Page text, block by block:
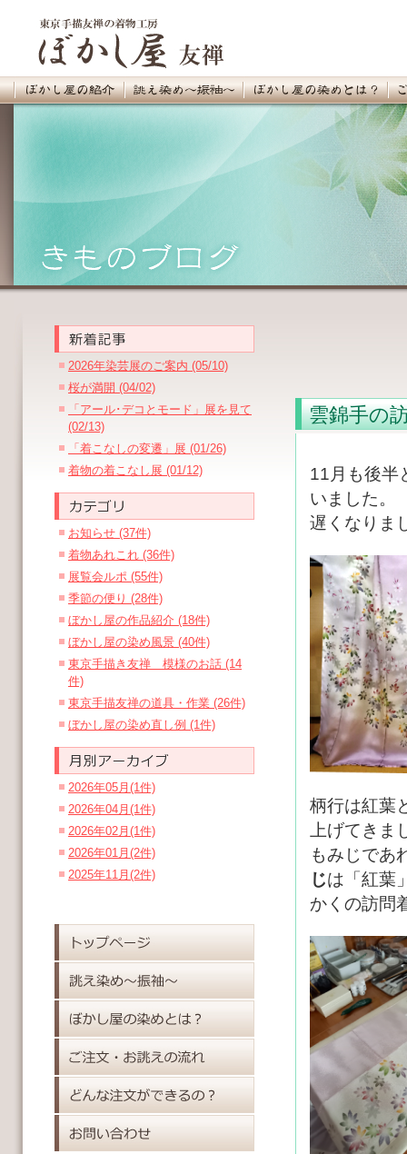
2026年染芸展のご案内 (05/10)
桜が満開 (04/02)
「アール･デコとモード」展を見て
(02/13)
「着こなしの変遷」展 (01/26)
着物の着こなし展 (01/12)
お知らせ (37件)
着物あれこれ (36件)
展覧会ルポ (55件)
季節の便り (28件)
ぼかし屋の作品紹介 (18件)
ぼかし屋の染め風景 (40件)
東京手描き友禅 模様のお話 (14
件)
東京手描友禅の道具・作業 (26件)
ぼかし屋の染め直し例 (1件)
2026年05月(1件)
2026年04月(1件)
2026年02月(1件)
2026年01月(2件)
2025年11月(2件)
雲錦手の
11月も後半
いました。
遅くなりま
柄行は紅葉
上げてき
もみじであ
じは「紅葉
かくの訪問